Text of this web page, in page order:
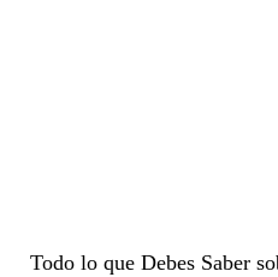
Todo lo que Debes Saber